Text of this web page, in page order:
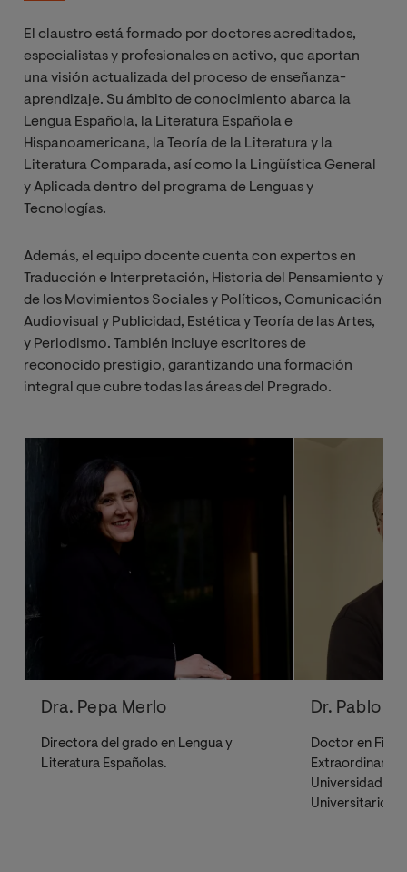
El claustro está formado por doctores acreditados,
especialistas y profesionales en activo, que aportan
una visión actualizada del proceso de enseñanza-
aprendizaje. Su ámbito de conocimiento abarca la
Lengua Española, la Literatura Española e
Hispanoamericana, la Teoría de la Literatura y la
Literatura Comparada, así como la Lingüística General
y Aplicada dentro del programa de Lenguas y
Tecnologías.
Además, el equipo docente cuenta con expertos en
Traducción e Interpretación, Historia del Pensamiento y
de los Movimientos Sociales y Políticos, Comunicación
Audiovisual y Publicidad, Estética y Teoría de las Artes,
y Periodismo. También incluye escritores de
reconocido prestigio, garantizando una formación
integral que cubre todas las áreas del Pregrado.
Dra. Pepa Merlo
Directora del grado en Lengua y
Literatura Españolas.
Dr. Pablo
Doctor en
Extraordinario
Universidad de
Universitario